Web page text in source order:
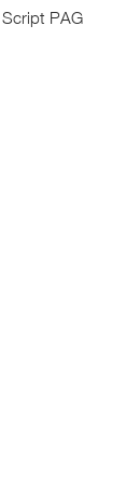
Script PAG